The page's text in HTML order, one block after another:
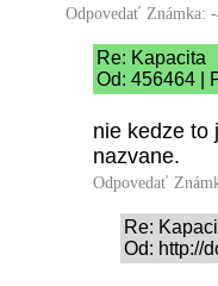
Odpovedať Známka:
Re: Kapacita
Od: 456464 |
nie kedze to
nazvane.
Odpovedať
Re:
Od: http://